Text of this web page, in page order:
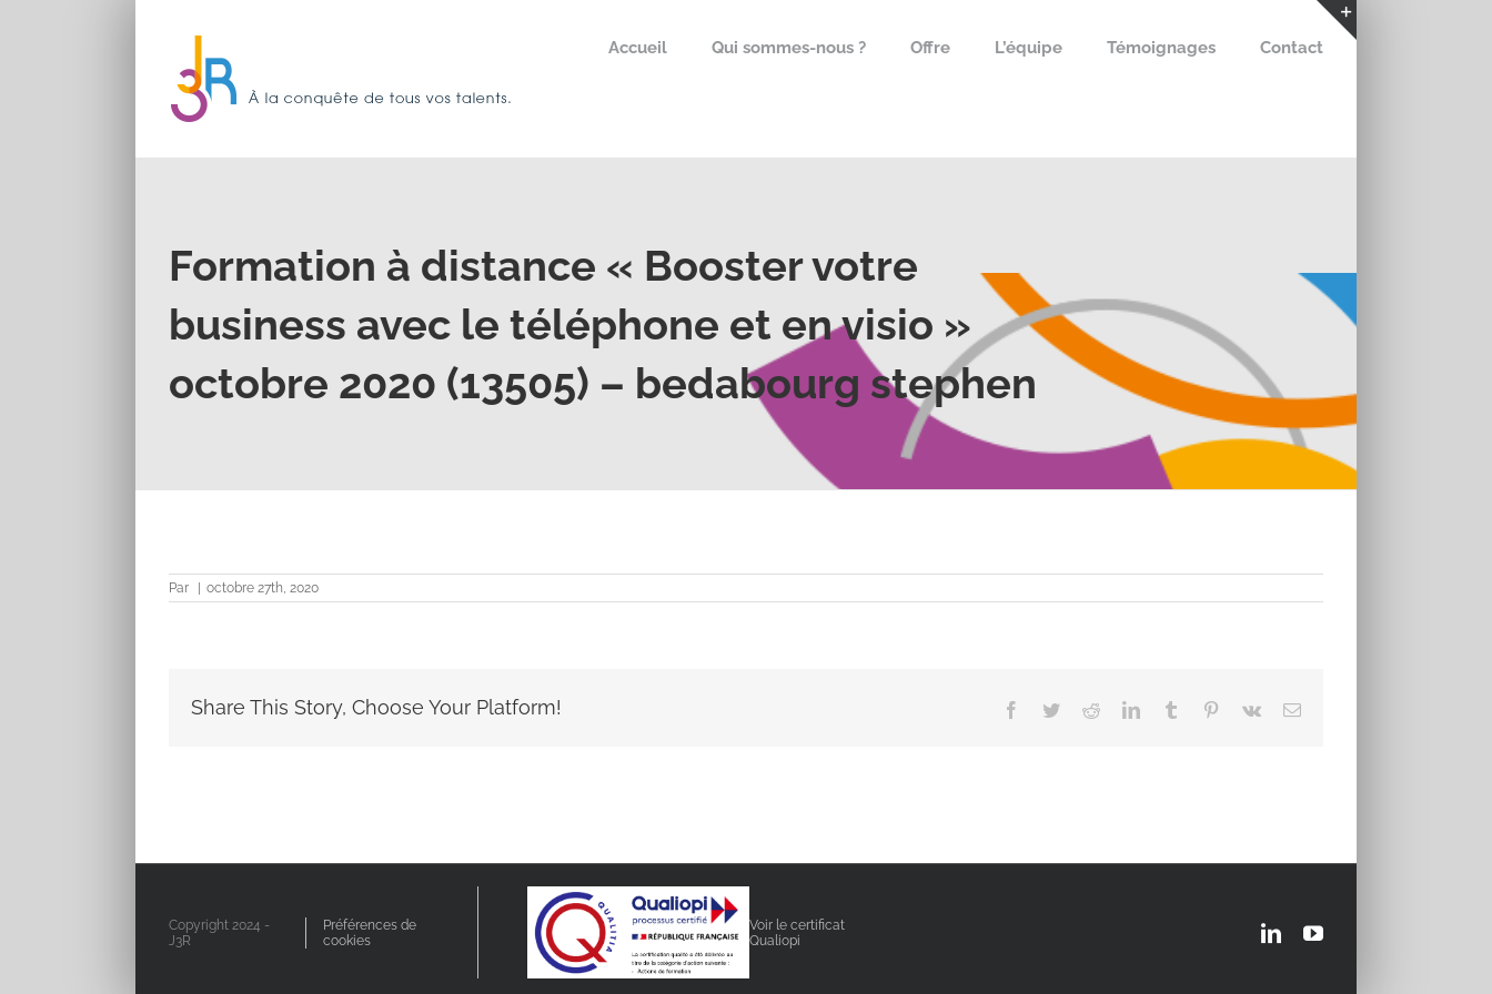
Accueil Qui sommes-nous ? Offre L’équipe Témoignages Contact
Formation à distance « Booster votre
business avec le téléphone et en visio »
octobre 2020 (13505) – bedabourg stephen
Par octobre 27th, 2020
Share This Story, Choose Your Platform! Facebook
TwitterRedditLinkedInTumblr Pinterest
Vk Email
Copyright 2024 -
J3R
Préférences de
cookies
Voir le certificat
Qualiopi
LinkedInYouTube
la